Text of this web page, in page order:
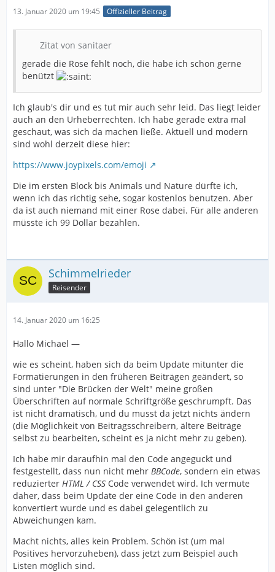
13. Januar 2020 um 19:45 Offizieller Beitrag
Zitat von sanitaer
gerade die Rose fehlt noch, die habe ich schon gerne
benützt
Ich glaub's dir und es tut mir auch sehr leid. Das liegt leider
auch an den Urheberrechten. Ich habe gerade extra mal
geschaut, was sich da machen ließe. Aktuell und modern
sind wohl derzeit diese hier:
https://www.joypixels.com/emoji
Die im ersten Block bis Animals und Nature dürfte ich,
wenn ich das richtig sehe, sogar kostenlos benutzen. Aber
da ist auch niemand mit einer Rose dabei. Für alle anderen
müsste ich 99 Dollar bezahlen.
Schimmelrieder
Reisender
14. Januar 2020 um 16:25
Hallo Michael —
wie es scheint, haben sich da beim Update mitunter die
Formatierungen in den früheren Beiträgen geändert, so
sind unter "Die Brücken der Welt" meine großen
Überschriften auf normale Schriftgröße geschrumpft. Das
ist nicht dramatisch, und du musst da jetzt nichts ändern
(die Möglichkeit von Beitragsschreibern, ältere Beiträge
selbst zu bearbeiten, scheint es ja nicht mehr zu geben).
Ich habe mir daraufhin mal den Code angeguckt und
festgestellt, dass nun nicht mehr BBCode, sondern ein etwas
reduzierter HTML / CSS Code verwendet wird. Ich vermute
daher, dass beim Update der eine Code in den anderen
konvertiert wurde und es dabei gelegentlich zu
Abweichungen kam.
Macht nichts, alles kein Problem. Schön ist (um mal
Positives hervorzuheben), dass jetzt zum Beispiel auch
Listen möglich sind.